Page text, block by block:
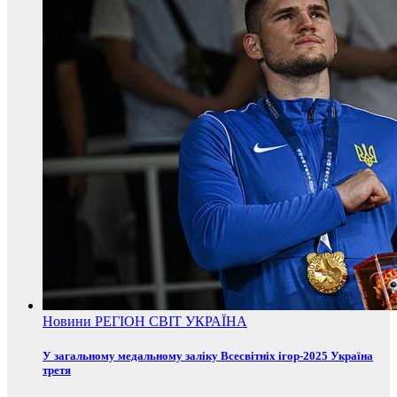
Новини РЕГІОН СВІТ УКРАЇНА
У загальному медальному заліку Всесвітніх ігор-2025 Україна
третя